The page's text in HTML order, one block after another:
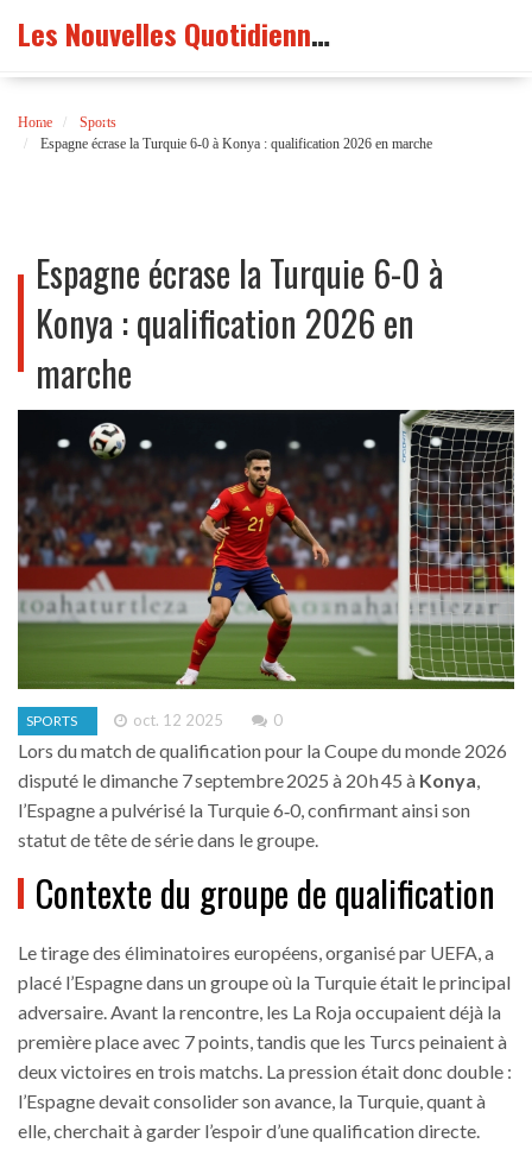
Les Nouvelles Quotidiennes France
Home
Sports
Espagne écrase la Turquie 6-0 à Konya : qualification 2026 en marche
Espagne écrase la Turquie 6-0 à
Konya : qualification 2026 en
marche
SPORTS oct. 12 2025 0
Lors du match de qualification pour la Coupe du monde 2026
disputé le dimanche 7 septembre 2025 à 20 h 45 à Konya,
l’Espagne a pulvérisé la Turquie 6‑0, confirmant ainsi son
statut de tête de série dans le groupe.
Contexte du groupe de qualification
Le tirage des éliminatoires européens, organisé par UEFA, a
placé l’Espagne dans un groupe où la Turquie était le principal
adversaire. Avant la rencontre, les La Roja occupaient déjà la
première place avec 7 points, tandis que les Turcs peinaient à
deux victoires en trois matchs. La pression était donc double :
l’Espagne devait consolider son avance, la Turquie, quant à
elle, cherchait à garder l’espoir d’une qualification directe.